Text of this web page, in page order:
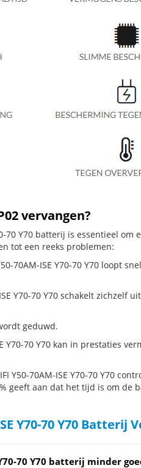
vervangen?
70 Y70 batterij is essentieel om
tot een reeks problemen:
70AM-ISE Y70-70 Y70 loopt
Y70-70 Y70 schakelt zichzelf
geduwd.
Y70-70 Y70 kan in prestaties
Y50-70AM-ISE Y70-70 Y70
geeft aan dat het tijd is om de
Y70-70 Y70 Batterij
70 Y70 batterij minder